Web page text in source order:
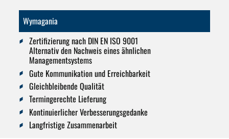
Wymagania
Zertifizierung nach DIN EN ISO 9001
Alternativ den Nachweis eines ähnlichen
Managementsystems
Gute Kommunikation und Erreichbarkeit
Gleichbleibende Qualität
Termingerechte Lieferung
Kontinuierlicher Verbesserungsgedanke
Langfristige Zusammenarbeit